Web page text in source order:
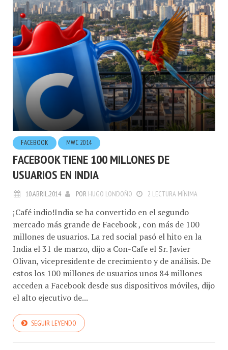
FACEBOOK MWC 2014
FACEBOOK TIENE 100 MILLONES DE
USUARIOS EN INDIA
10.ABRIL.2014 POR HUGO LONDOÑO 2 LECTURA MÍNIMA
¡Café indio!India se ha convertido en el segundo
mercado más grande de Facebook , con más de 100
millones de usuarios. La red social pasó el hito en la
India el 31 de marzo, dijo a Con-Cafe el Sr. Javier
Olivan, vicepresidente de crecimiento y de análisis. De
estos los 100 millones de usuarios unos 84 millones
acceden a Facebook desde sus dispositivos móviles, dijo
el alto ejecutivo de...
SEGUIR LEYENDO